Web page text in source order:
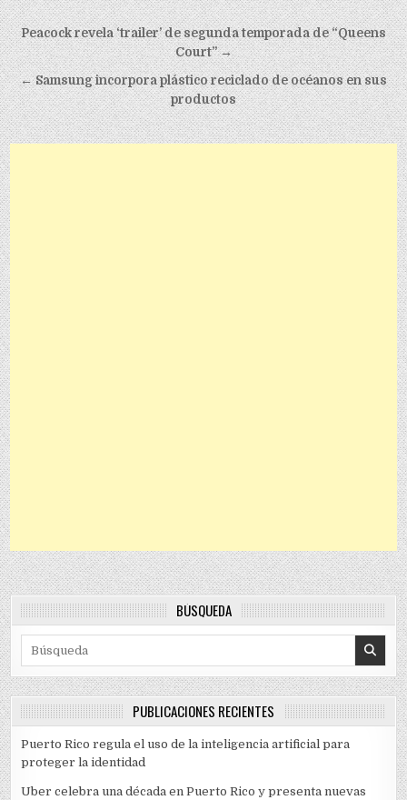
Post navigation
Peacock revela ‘trailer’ de segunda temporada de “Queens
Court” →
← Samsung incorpora plástico reciclado de océanos en sus
productos
BÚSQUEDA
Search for:
PUBLICACIONES RECIENTES
Puerto Rico regula el uso de la inteligencia artificial para
proteger la identidad
Uber celebra una década en Puerto Rico y presenta nuevas